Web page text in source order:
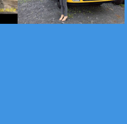
Xe tải Foton 990kg